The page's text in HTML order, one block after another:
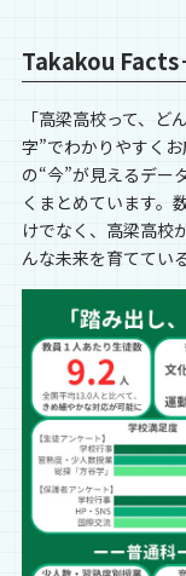
Takakou Facts
「高梁高校って、
字”でわかりやすく
の“今”が見えるデー
くまとめています。
けでなく、高梁高校
んな未来を育ててい